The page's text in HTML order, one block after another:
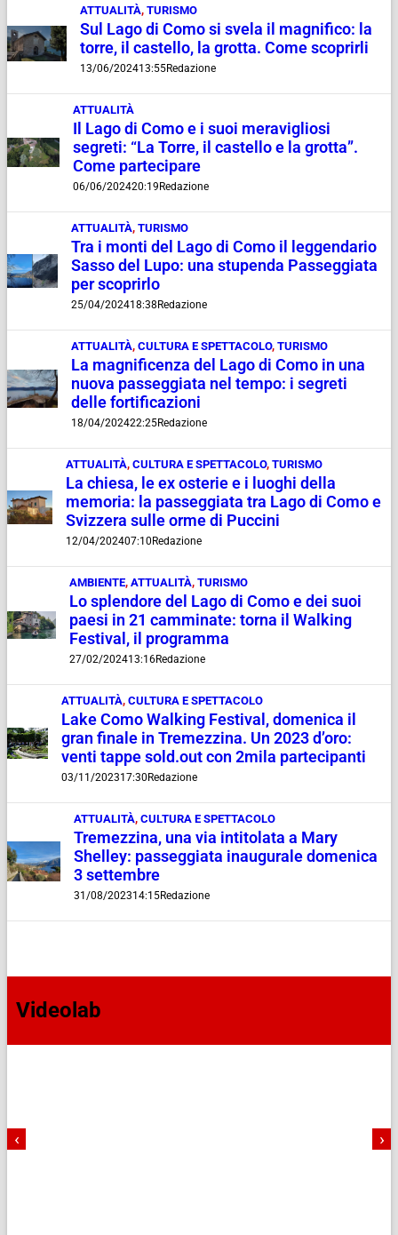
ATTUALITÀ, TURISMO
Sul Lago di Como si svela il magnifico: la
torre, il castello, la grotta. Come scoprirli
13/06/202413:55Redazione
ATTUALITÀ
Il Lago di Como e i suoi meravigliosi
segreti: “La Torre, il castello e la grotta”.
Come partecipare
06/06/202420:19Redazione
ATTUALITÀ, TURISMO
Tra i monti del Lago di Como il leggendario
Sasso del Lupo: una stupenda Passeggiata
per scoprirlo
25/04/202418:38Redazione
ATTUALITÀ, CULTURA E SPETTACOLO, TURISMO
La magnificenza del Lago di Como in una
nuova passeggiata nel tempo: i segreti
delle fortificazioni
18/04/202422:25Redazione
ATTUALITÀ, CULTURA E SPETTACOLO, TURISMO
La chiesa, le ex osterie e i luoghi della
memoria: la passeggiata tra Lago di Como e
Svizzera sulle orme di Puccini
12/04/202407:10Redazione
AMBIENTE, ATTUALITÀ, TURISMO
Lo splendore del Lago di Como e dei suoi
paesi in 21 camminate: torna il Walking
Festival, il programma
27/02/202413:16Redazione
ATTUALITÀ,CULTURA E SPETTACOLO
Lake Como Walking Festival, domenica il
gran finale in Tremezzina. Un 2023 d’oro:
venti tappe sold.out con 2mila partecipanti
03/11/202317:30Redazione
ATTUALITÀ,CULTURA E SPETTACOLO
Tremezzina, una via intitolata a Mary
Shelley: passeggiata inaugurale domenica
3 settembre
31/08/202314:15Redazione
Videolab
‹ ›